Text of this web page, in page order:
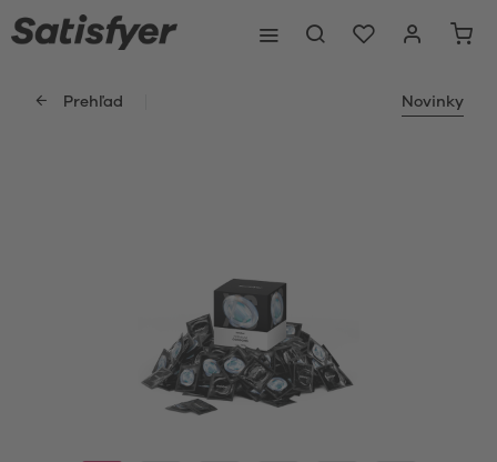
Prehľad Novinky